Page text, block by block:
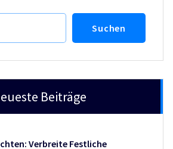
Suchen
Beiträge
Verbreite Festliche